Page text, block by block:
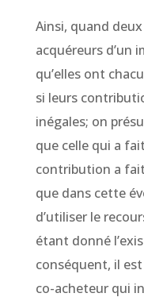
Ainsi, quand
acquéreurs d’un
qu’elles ont
si leurs
inégales; on
que celle qui a
contribution a
que dans cette
d’utiliser le
étant donné
conséquent, il
co-acheteur qui